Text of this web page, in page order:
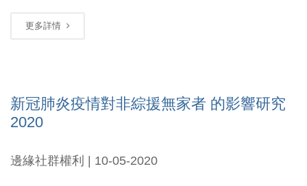
更多詳情
新冠肺炎疫情對非綜援無家者 的影響研究
2020
邊緣社群權利 | 10-05-2020